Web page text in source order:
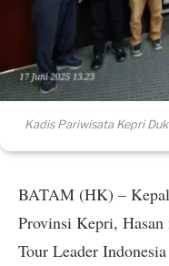
Kadis Pariwisata Kepri
BATAM (HK) –
Provinsi Kepri, Hasan
Tour Leader